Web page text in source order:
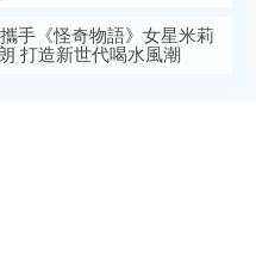
手《怪奇物語》女星米莉
打造新世代喝水風潮